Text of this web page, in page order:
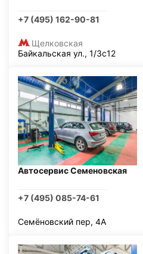
+7 (495) 162-90-81
Щелковская
Байкальская ул., 1/3с12
Автосервис Семеновская
+7 (495) 085-74-61
Семёновский пер, 4А